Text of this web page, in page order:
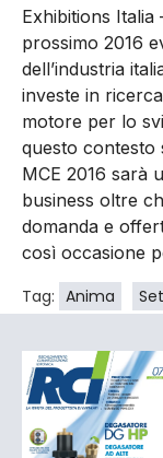
Exhibitions
prossimo 2016
dell’industria
investe in
motore per lo
questo
MCE 2016 sarà
business oltre
domanda e
così occasione
Tag: Anima